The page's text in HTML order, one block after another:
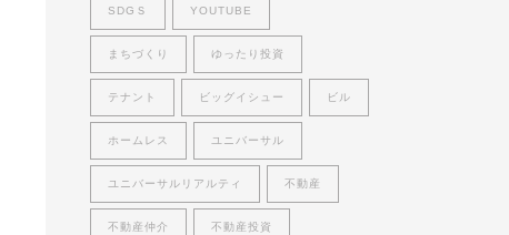
SDGＳ YOUTUBE
まちづくり ゆったり投資
テナント ビッグイシュー ビル
ホームレス ユニバーサル
ユニバーサルリアルティ 不動産
不動産仲介 不動産投資